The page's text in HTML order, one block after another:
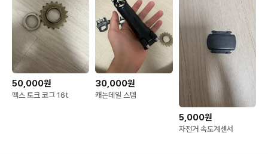
50,000원
맥스 토크 코그 16t
30,000원
캐논데일 스템
5,000원
자전거 속도계센서